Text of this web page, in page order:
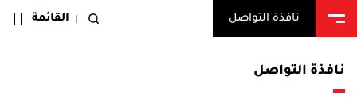
نافذة التواصل القائمة
نافذة التواصل